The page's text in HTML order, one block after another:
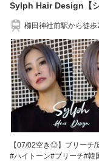
Sylph Hair Design【シ
櫛田神社前駅から徒
【07/02空き◎】ブリーチ
#ハイトーン#ブリーチ#韓